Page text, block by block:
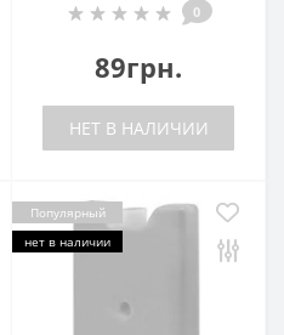
0
89грн.
НЕТ В НАЛИЧИИ
Популярный
нет в наличии